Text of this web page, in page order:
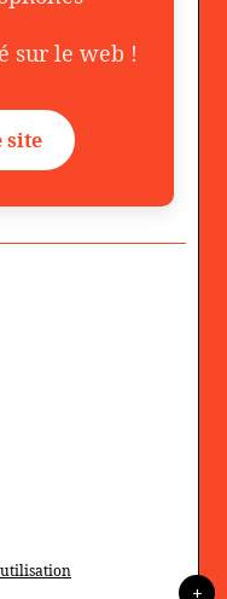
sur le web !
site
+